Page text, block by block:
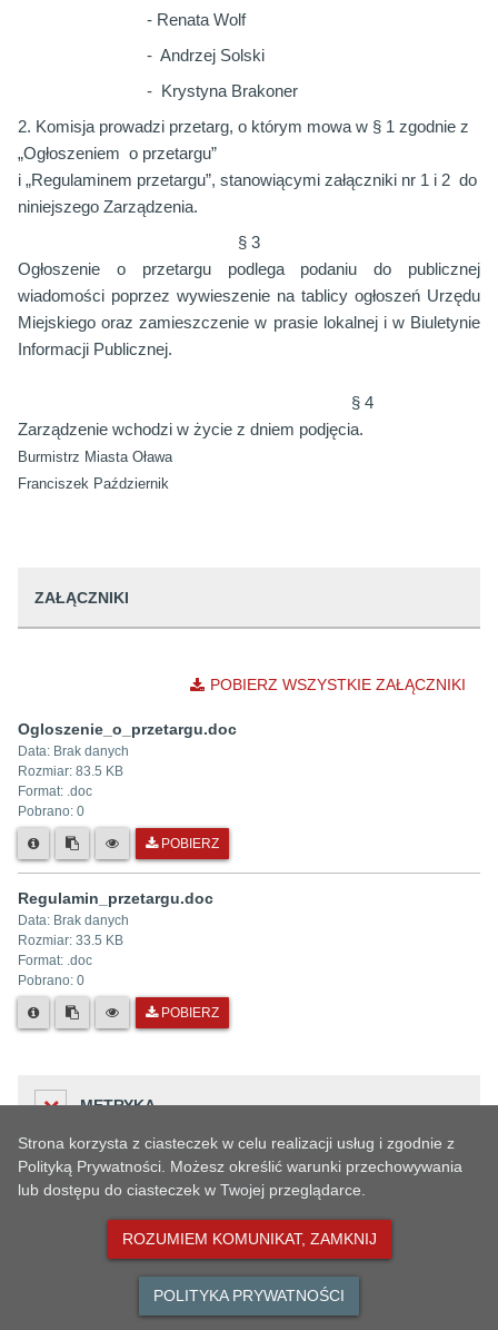
- Renata Wolf
- Andrzej Solski
-
Krystyna Brakoner
2. Komisja prowadzi przetarg, o którym mowa w § 1 zgodnie z
„Ogłoszeniem o przetargu”
i „Regulaminem przetargu”, stanowiącymi załączniki nr 1 i 2 do
niniejszego Zarządzenia.
§ 3
Ogłoszenie o przetargu podlega podaniu do publicznej
wiadomości poprzez wywieszenie na tablicy ogłoszeń Urzędu
Miejskiego oraz zamieszczenie w prasie lokalnej i w Biuletynie
Informacji Publicznej.
§ 4
Zarządzenie wchodzi w życie z dniem podjęcia.
Burmistrz Miasta Oława
Franciszek Październik
ZAŁĄCZNIKI
POBIERZ WSZYSTKIE ZAŁĄCZNIKI
Ogloszenie_o_przetargu.doc
Data: Brak danych
Rozmiar: 83.5 KB
Format: .doc
Pobrano: 0
POBIERZ
Regulamin_przetargu.doc
Data: Brak danych
Rozmiar: 33.5 KB
Format: .doc
Pobrano: 0
POBIERZ
METRYKA
Liczba odwiedzin
Podmiot udostępniający informację
Urząd Miejski w Oławie
Osoba wprowadzająca informację
Dane osoby
zmieniającej
Opis zmiany
MAPA STRONY
Strona korzysta z ciasteczek w celu realizacji usług i zgodnie z
Polityką Prywatności. Możesz określić warunki przechowywania
lub dostępu do ciasteczek w Twojej przeglądarce.
ROZUMIEM KOMUNIKAT, ZAMKNIJ
POLITYKA PRYWATNOŚCI